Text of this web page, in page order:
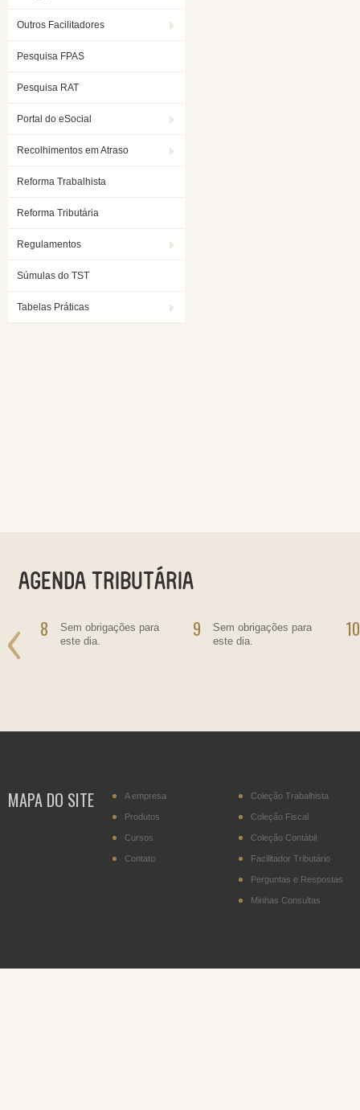
Outros Facilitadores
Pesquisa FPAS
Pesquisa RAT
Portal do eSocial
Recolhimentos em Atraso
Reforma Trabalhista
Reforma Tributária
Regulamentos
Súmulas do TST
Tabelas Práticas
8
Sem obrigações para
este dia.
9
Sem obrigações para
este dia.
10
MAPA DO SITE A empresa
Produtos
Cursos
Contato
Coleção Trabalhista
Coleção Fiscal
Coleção Contábil
Facilitador Tributário
Perguntas e Respostas
Minhas Consultas